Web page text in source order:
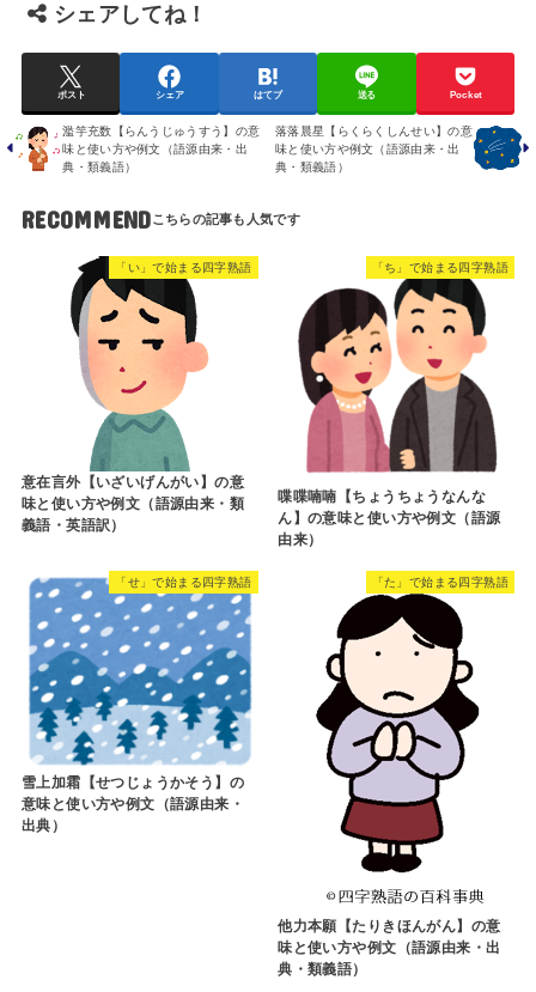
シェアしてね！
ポスト シェア はてブ 送る Pocket
濫竽充数【らんうじゅうすう】の意
味と使い方や例文（語源由来・出
典・類義語）
落落晨星【らくらくしんせい】の意
味と使い方や例文（語源由来・出
典・類義語）
RECOMMEND
「い」で始まる四字熟語
意在言外【いざいげんがい】の意
味と使い方や例文（語源由来・類
義語・英語訳）
「ち」で始まる四字熟語
喋喋喃喃【ちょうちょうなんな
ん】の意味と使い方や例文（語源
由来）
「せ」で始まる四字熟語
雪上加霜【せつじょうかそう】の
意味と使い方や例文（語源由来・
出典）
「た」で始まる四字熟語
他力本願【たりきほんがん】の意
味と使い方や例文（語源由来・出
典・類義語）